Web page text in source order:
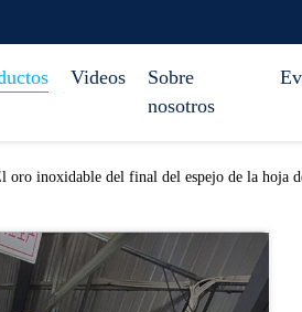
Videos
Sobre
nosotros
oro inoxidable del final del espejo de la hoja